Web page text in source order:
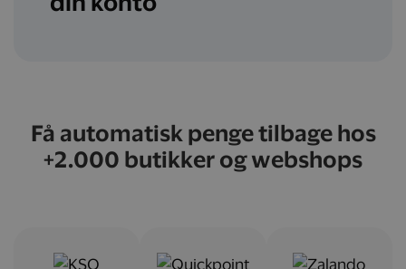
Få automatisk penge tilbage hos
+2.000 butikker og webshops